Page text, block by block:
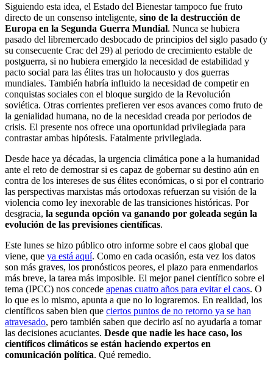
Siguiendo esta idea, el Estado del Bienestar tampoco fue fruto
directo de un consenso inteligente, sino de la destrucción de
Europa en la Segunda Guerra Mundial. Nunca se hubiera
pasado del libremercado desbocado de principios del siglo pasado (y
su consecuente Crac del 29) al periodo de crecimiento estable de
postguerra, si no hubiera emergido la necesidad de estabilidad y
pacto social para las élites tras un holocausto y dos guerras
mundiales. También habría influido la necesidad de competir en
conquistas sociales con el bloque surgido de la Revolución
soviética. Otras corrientes prefieren ver esos avances como fruto de
la genialidad humana, no de la necesidad creada por periodos de
crisis. El presente nos ofrece una oportunidad privilegiada para
contrastar ambas hipótesis. Fatalmente privilegiada.
Desde hace ya décadas, la urgencia climática pone a la humanidad
ante el reto de demostrar si es capaz de gobernar su destino aún en
contra de los intereses de sus élites económicas, o si por el contrario
las perspectivas marxistas más ortodoxas refuerzan su visión de la
violencia como ley inexorable de las transiciones históricas. Por
desgracia, la segunda opción va ganando por goleada según la
evolución de las previsiones científicas.
Este lunes se hizo público otro informe sobre el caos global que
viene, que ya está aquí. Como en cada ocasión, esta vez los datos
son más graves, los pronósticos peores, el plazo para enmendarlos
más breve, la tarea más imposible. El mejor panel científico sobre el
tema (IPCC) nos concede apenas cuatro años para evitar el caos. O
lo que es lo mismo, apunta a que no lo lograremos. En realidad, los
científicos saben bien que ciertos puntos de no retorno ya se han
atravesado, pero también saben que decirlo así no ayudaría a tomar
las decisiones acuciantes. Desde que nadie les hace caso, los
científicos climáticos se están haciendo expertos en
comunicación política. Qué remedio.